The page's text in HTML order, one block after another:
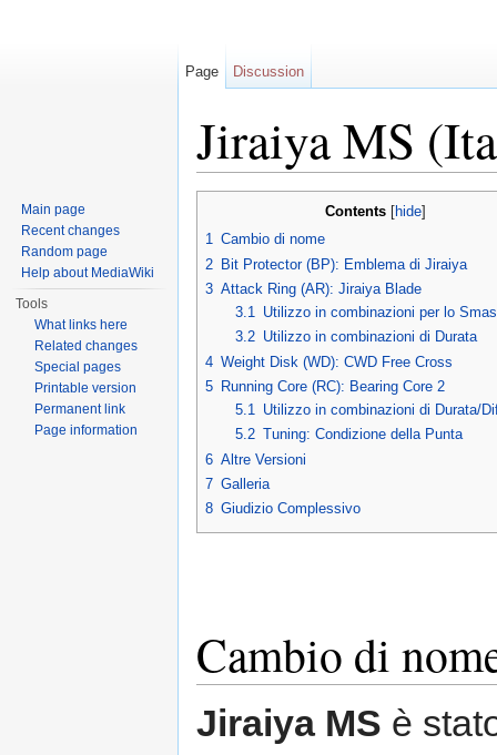
Jiraiya MS
Contents hide
1 Cambio di nome
2 Bit Protector (BP): Emblema di Jiraiya
3 Attack Ring (AR): Jiraiya Blade
3.1 Utilizzo in combinazioni per lo
3.2 Utilizzo in combinazioni di Durata
4 Weight Disk (WD): CWD Free Cross
5 Running Core (RC): Bearing Core 2
5.1 Utilizzo in combinazioni di Durata/
5.2 Tuning: Condizione della Punta
6 Altre Versioni
7 Galleria
8 Giudizio Complessivo
Cambio di
Jiraiya MS è
Page Discussion
Main page
Recent changes
Random page
Help about MediaWiki
Tools
What links here
Related changes
Special pages
Printable version
Permanent link
Page information